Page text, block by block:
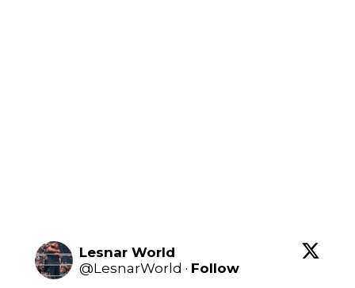
Lesnar World
@LesnarWorld · Follow